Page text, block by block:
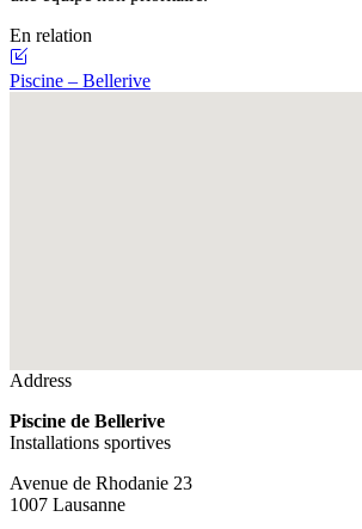
En relation
Piscine – Bellerive
Address
Piscine de Bellerive
Installations sportives
Avenue de Rhodanie 23
1007 Lausanne